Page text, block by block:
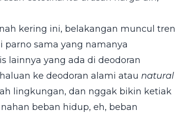
kering ini, belakangan muncul tren
parno sama yang namanya
lainnya yang ada di deodoran
ke deodoran alami atau natural
lingkungan, dan nggak bikin ketiak
beban hidup, eh, beban